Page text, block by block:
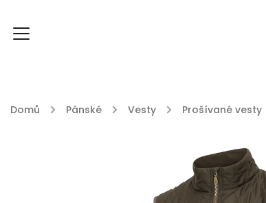
Domů / Pánské / Vesty / Prošívané vesty